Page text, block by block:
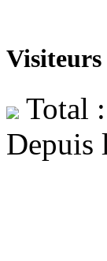
Visiteurs
Total
Depuis